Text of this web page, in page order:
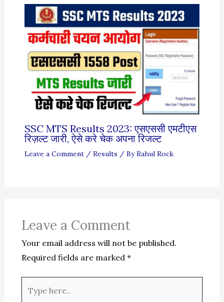
SSC MTS Results 2023: एसएससी एमटीएस
रिज़ल्ट जारी, ऐसे करे चेक अपना रिजल्ट
Leave a Comment / Results / ByRahul Rock
Leave a Comment
Your email address will not be published.
Required fields are marked *
here..